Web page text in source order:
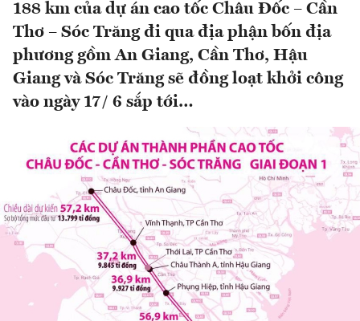
188 km của dự án cao tốc Châu Đốc – Cần
Thơ – Sóc Trăng đi qua địa phận bốn địa
phương gồm An Giang, Cần Thơ, Hậu
Giang và Sóc Trăng sẽ đồng loạt khởi công
vào ngày 17/ 6 sắp tới…